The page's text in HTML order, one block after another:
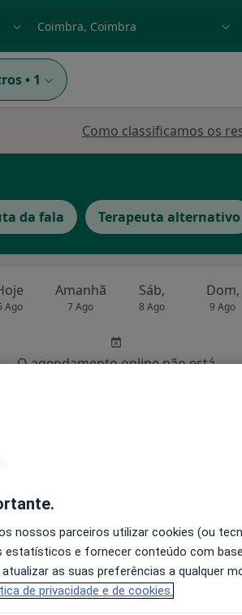
• 1
Como classificamos os
da fala Terapeuta alternativo
Ago
Amanhã
7 Ago
Sáb,
8 Ago
Dom,
9 Ago
O agendamento online não está
Ago
Amanhã
7 Ago
Sáb,
8 Ago
Dom,
9 Ago
nossos parceiros utilizar cookies (ou
estatísticos e fornecer conteúdo com
as suas preferências a qualquer
de privacidade e de cookies.